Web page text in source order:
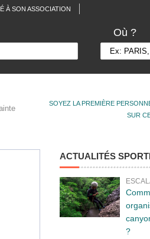
À SON ASSOCIATION
Où ?
SOYEZ LA PREMIÈRE
SUR
ACTUALITÉS
?